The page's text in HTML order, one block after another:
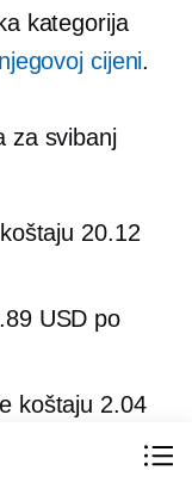
kategorija
cijeni.
za svibanj
20.12
USD po
koštaju 2.04